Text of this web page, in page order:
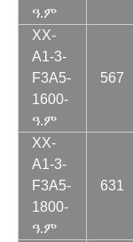
ዓ.ም
XX-
A1-3-
F3A5-
1600-
ዓ.ም
567
XX-
A1-3-
F3A5-
1800-
ዓ.ም
631